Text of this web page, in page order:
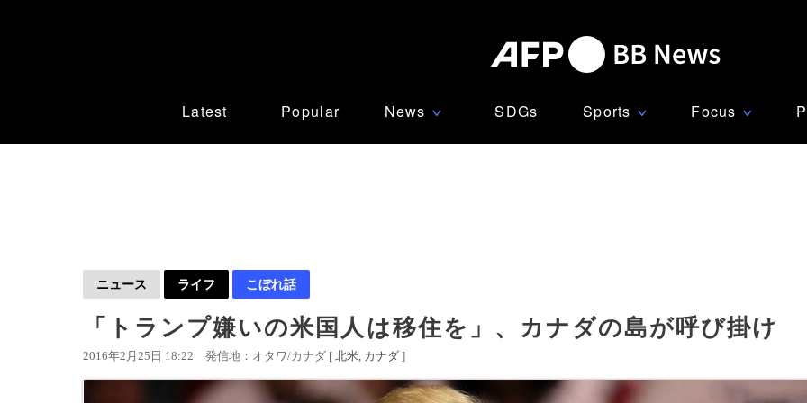
Latest Popular News ∨ SDGs Sports ∨ Focus ∨
ニュース ライフ こぼれ話
「トランプ嫌いの米国人は移住を」、カナダの島が呼び掛け
2016年2月25日 18:22 発信地：オタワ/カナダ [ 北米 カナダ ]